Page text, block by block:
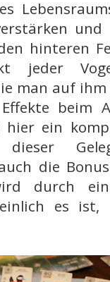
und
hinteren
jeder
man auf
beim
ein
die
durch
es ist,